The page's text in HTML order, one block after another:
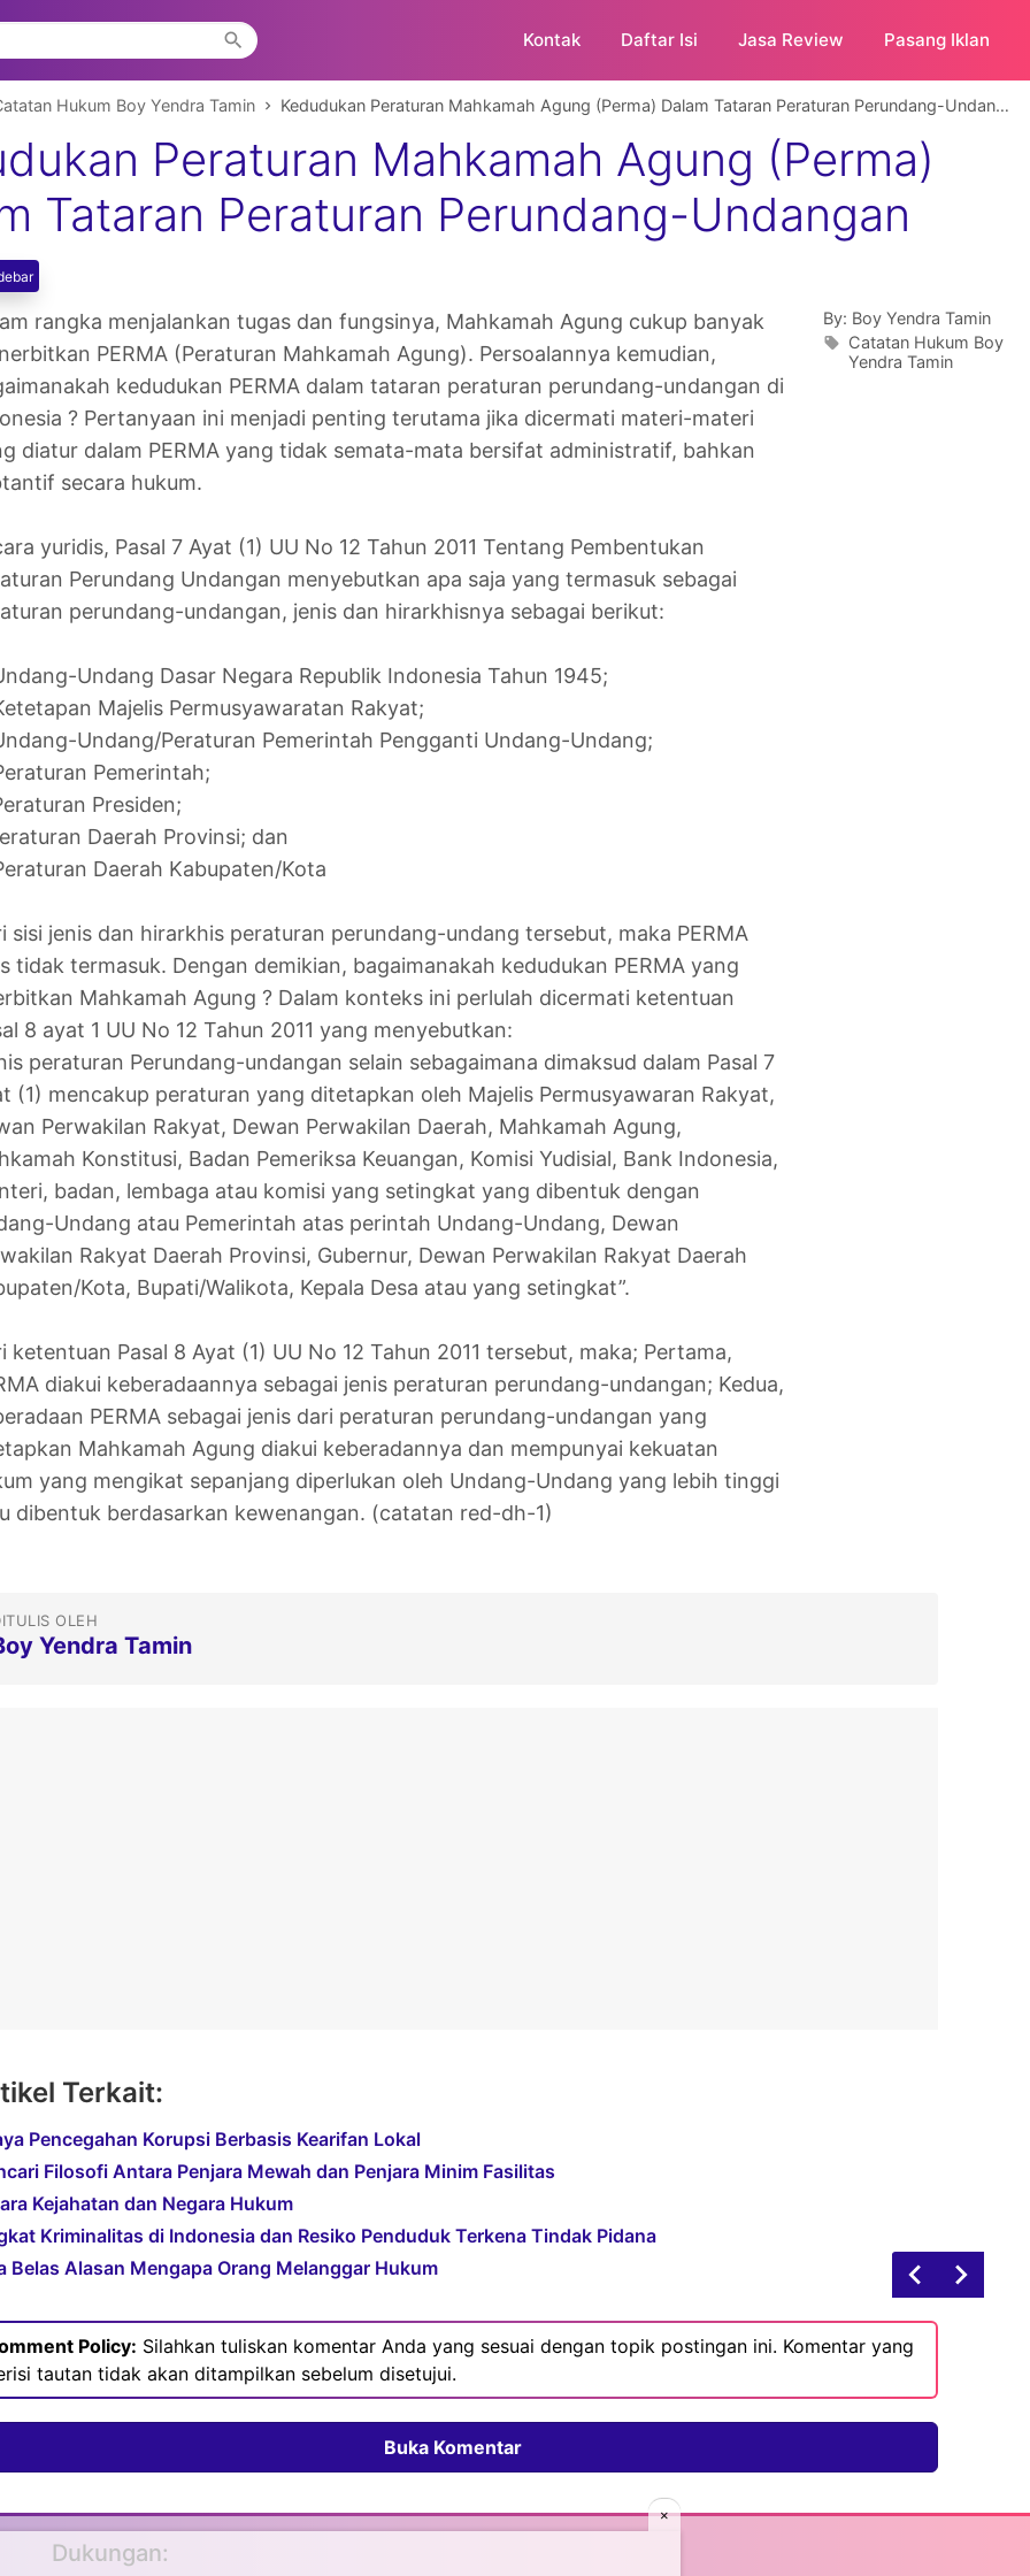
Kontak Daftar Isi Jasa Review Pasang Iklan
Hukum Boy Yendra Tamin Kedudukan Peraturan Mahkamah Agung (Perma) Dalam Tataran Peraturan Perundang-Undangan
Peraturan Mahkamah Agung (Perma)
Tataran Peraturan Perundang-Undangan
rangka menjalankan tugas dan fungsinya, Mahkamah Agung cukup banyak
PERMA (Peraturan Mahkamah Agung). Persoalannya kemudian,
kedudukan PERMA dalam tataran peraturan perundang-undangan di
? Pertanyaan ini menjadi penting terutama jika dicermati materi-materi
diatur dalam PERMA yang tidak semata-mata bersifat administratif, bahkan
secara hukum.
yuridis, Pasal 7 Ayat (1) UU No 12 Tahun 2011 Tentang Pembentukan
Perundang Undangan menyebutkan apa saja yang termasuk sebagai
perundang-undangan, jenis dan hirarkhisnya sebagai berikut:
Undang Dasar Negara Republik Indonesia Tahun 1945;
Majelis Permusyawaratan Rakyat;
Undang/Peraturan Pemerintah Pengganti Undang-Undang;
Pemerintah;
Presiden;
Daerah Provinsi; dan
Daerah Kabupaten/Kota
sisi jenis dan hirarkhis peraturan perundang-undang tersebut, maka PERMA
tidak termasuk. Dengan demikian, bagaimanakah kedudukan PERMA yang
Mahkamah Agung ? Dalam konteks ini perlulah dicermati ketentuan
8 ayat 1 UU No 12 Tahun 2011 yang menyebutkan:
peraturan Perundang-undangan selain sebagaimana dimaksud dalam Pasal 7
(1) mencakup peraturan yang ditetapkan oleh Majelis Permusyawaran Rakyat,
Perwakilan Rakyat, Dewan Perwakilan Daerah, Mahkamah Agung,
Konstitusi, Badan Pemeriksa Keuangan, Komisi Yudisial, Bank Indonesia,
badan, lembaga atau komisi yang setingkat yang dibentuk dengan
Undang atau Pemerintah atas perintah Undang-Undang, Dewan
Rakyat Daerah Provinsi, Gubernur, Dewan Perwakilan Rakyat Daerah
Kota, Bupati/Walikota, Kepala Desa atau yang setingkat”.
ketentuan Pasal 8 Ayat (1) UU No 12 Tahun 2011 tersebut, maka; Pertama,
diakui keberadaannya sebagai jenis peraturan perundang-undangan; Kedua,
PERMA sebagai jenis dari peraturan perundang-undangan yang
Mahkamah Agung diakui keberadannya dan mempunyai kekuatan
yang mengikat sepanjang diperlukan oleh Undang-Undang yang lebih tinggi
dibentuk berdasarkan kewenangan. (catatan red-dh-1)
By: Boy Yendra Tamin
Catatan Hukum Boy
Yendra Tamin
OLEH
Yendra Tamin
Terkait:
Pencegahan Korupsi Berbasis Kearifan Lokal
Filosofi Antara Penjara Mewah dan Penjara Minim Fasilitas
Kejahatan dan Negara Hukum
Kriminalitas di Indonesia dan Resiko Penduduk Terkena Tindak Pidana
Belas Alasan Mengapa Orang Melanggar Hukum
Policy: Silahkan tuliskan komentar Anda yang sesuai dengan topik postingan ini. Komentar yang
tautan tidak akan ditampilkan sebelum disetujui.
Buka Komentar
Dukungan:
×